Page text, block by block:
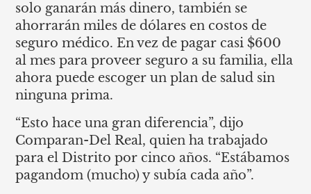
solo ganarán más dinero, también se
ahorrarán miles de dólares en costos de
seguro médico. En vez de pagar casi $600
al mes para proveer seguro a su familia, ella
ahora puede escoger un plan de salud sin
ninguna prima.
“Esto hace una gran diferencia”, dijo
Comparan-Del Real, quien ha trabajado
para el Distrito por cinco años. “Estábamos
pagandom (mucho) y subía cada año”.